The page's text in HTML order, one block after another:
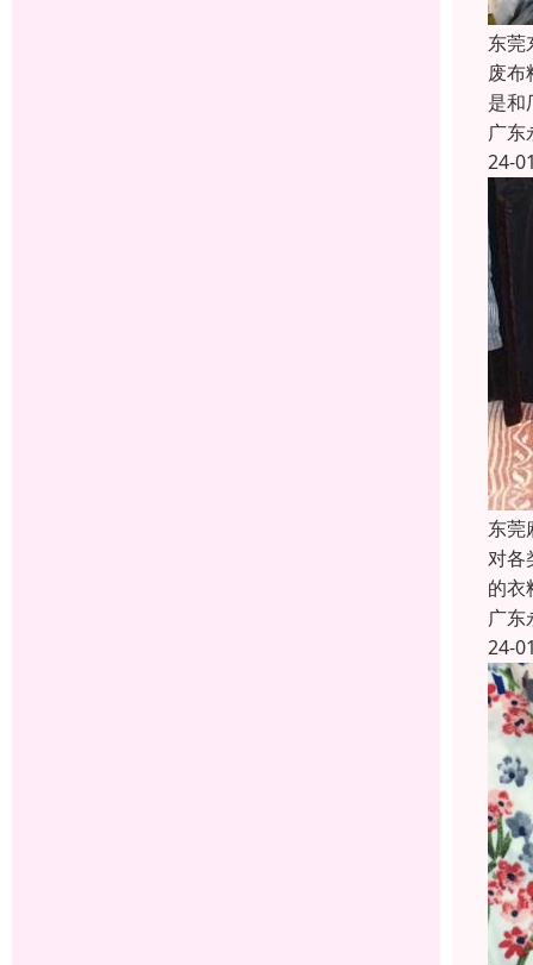
东莞
废布
是和
广东
24-
东莞
对各
的衣
广东
24-